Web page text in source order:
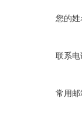
您的姓
联系电
常用邮